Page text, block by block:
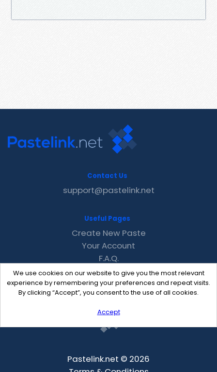
We use cookies on our website to give you the most relevant
experience by remembering your preferences and repeat visits.
By clicking “Accept”, you consent to the use of all cookies.
Accept
Contact Us
support@pastelink.net
Useful Pages
Create New Paste
Your Account
F.A.Q.
Recent
Contact
Pastelink.net © 2026